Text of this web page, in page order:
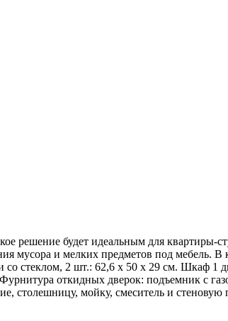
решение будет идеальным для квартиры-
и мелких предметов под мебель. В
стеклом, 2 шт.: 62,6 х 50 х 29 см. Шкаф 1
откидных дверок: подъемник с
мойку, смеситель и стеновую